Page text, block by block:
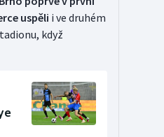
uspěli i ve druhém
když